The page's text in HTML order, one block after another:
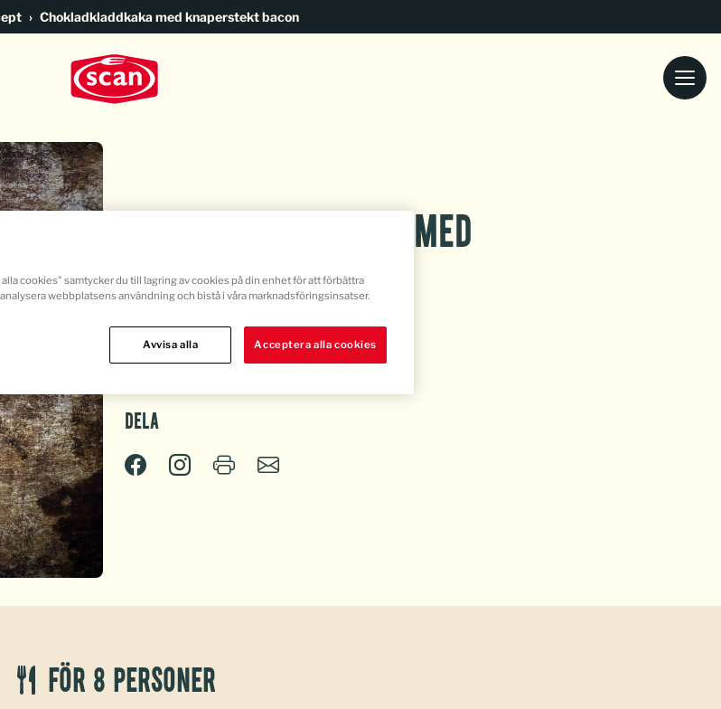
Chokladkladdkaka med knaperstekt bacon
Chokladkladdkaka med
knaperstekt bacon
Dela
För 8 personer
cookies" samtycker du till lagring av cookies på din enhet för att förbättra
webbplatsens användning och bistå i våra marknadsföringsinsatser.
Avvisa alla Acceptera alla cookies